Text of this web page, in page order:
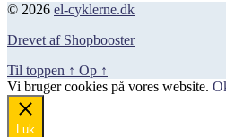
© 2026 el-cyklerne.dk
Drevet af Shopbooster
Til toppen ↑ Op ↑
Vi bruger cookies på vores website.
Luk